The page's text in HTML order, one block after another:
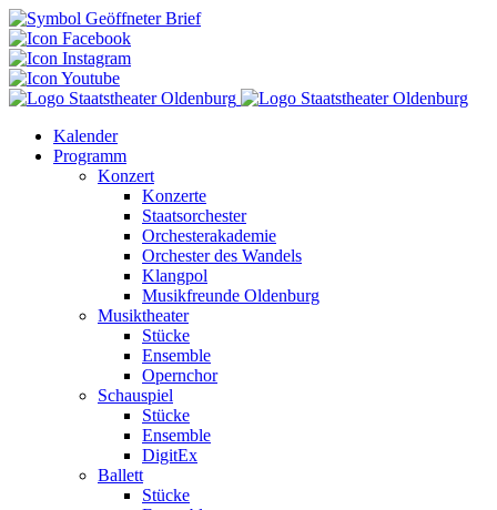
Kalender
Programm
Konzert
Konzerte
Staatsorchester
Orchesterakademie
Orchester des Wandels
Klangpol
Musikfreunde Oldenburg
Musiktheater
Stücke
Ensemble
Opernchor
Schauspiel
Stücke
Ensemble
DigitEx
Ballett
Stücke